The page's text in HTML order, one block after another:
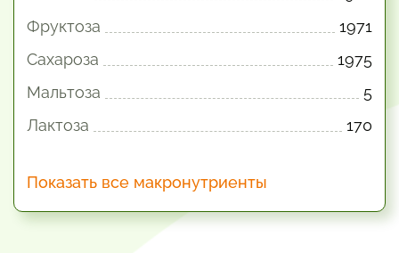
Фруктоза
1971
Сахароза
1975
Мальтоза
5
Лактоза
170
Показать все макронутриенты